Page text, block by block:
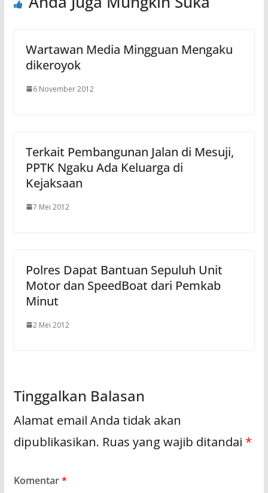
Wartawan Media Mingguan Mengaku
dikeroyok
6 November 2012
Terkait Pembangunan Jalan di Mesuji,
PPTK Ngaku Ada Keluarga di
Kejaksaan
7 Mei 2012
Polres Dapat Bantuan Sepuluh Unit
Motor dan SpeedBoat dari Pemkab
Minut
2 Mei 2012
Tinggalkan Balasan
Alamat email Anda tidak akan
dipublikasikan. Ruas yang wajib ditandai *
Komentar*